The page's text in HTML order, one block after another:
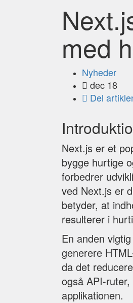
med
Nyheder
dec 18
Del
Next.js er et
bygge hurtige
forbedrer
ved Next.js er
betyder, at
resulterer i
En anden
generere
da det
også API-
applikationen.